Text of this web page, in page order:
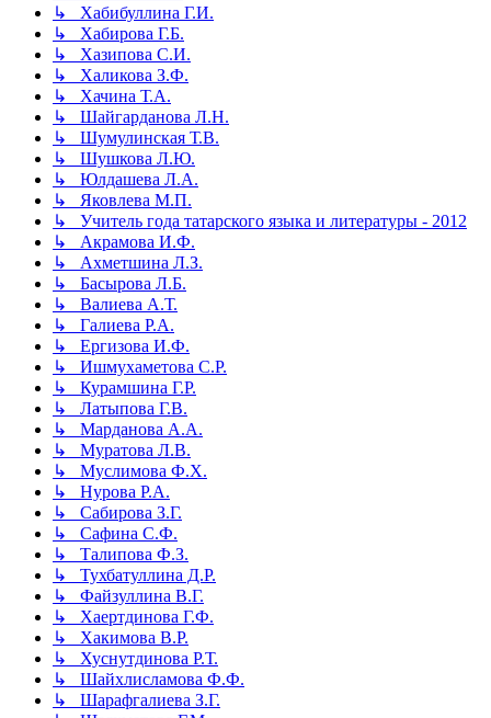
↳ Хабибуллина Г.И.
↳ Хабирова Г.Б.
↳ Хазипова С.И.
↳ Халикова З.Ф.
↳ Хачина Т.А.
↳ Шайгарданова Л.Н.
↳ Шумулинская Т.В.
↳ Шушкова Л.Ю.
↳ Юлдашева Л.А.
↳ Яковлева М.П.
↳ Учитель года татарского языка и литературы - 2012
↳ Акрамова И.Ф.
↳ Ахметшина Л.З.
↳ Басырова Л.Б.
↳ Валиева А.Т.
↳ Галиева Р.А.
↳ Ергизова И.Ф.
↳ Ишмухаметова С.Р.
↳ Курамшина Г.Р.
↳ Латыпова Г.В.
↳ Марданова А.А.
↳ Муратова Л.В.
↳ Муслимова Ф.Х.
↳ Нурова Р.А.
↳ Сабирова З.Г.
↳ Сафина С.Ф.
↳ Талипова Ф.З.
↳ Тухбатуллина Д.Р.
↳ Файзуллина В.Г.
↳ Хаертдинова Г.Ф.
↳ Хакимова В.Р.
↳ Хуснутдинова Р.Т.
↳ Шайхлисламова Ф.Ф.
↳ Шарафгалиева З.Г.